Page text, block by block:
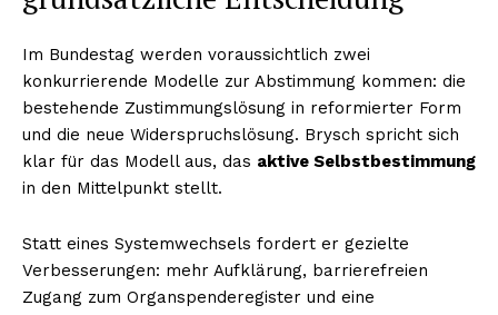
Im Bundestag werden voraussichtlich zwei
konkurrierende Modelle zur Abstimmung kommen: die
bestehende Zustimmungslösung in reformierter Form
und die neue Widerspruchslösung. Brysch spricht sich
klar für das Modell aus, das aktive Selbstbestimmung
in den Mittelpunkt stellt.
Statt eines Systemwechsels fordert er gezielte
Verbesserungen: mehr Aufklärung, barrierefreien
Zugang zum Organspenderegister und eine